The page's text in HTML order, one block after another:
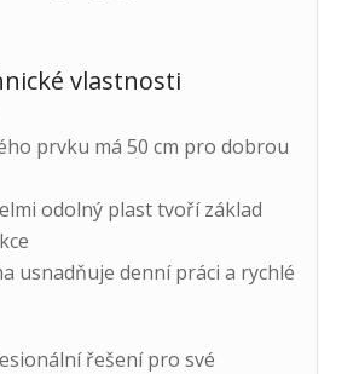
vlastnosti
prvku má 50 cm pro dobrou
odolný plast tvoří základ
usnadňuje denní práci a rychlé
řešení pro své